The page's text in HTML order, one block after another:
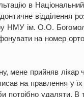
в Національний
відділення
НМУ ім. О.О.
на номер
мене прийняв лікар
на правлення у
потрібно удаляти.